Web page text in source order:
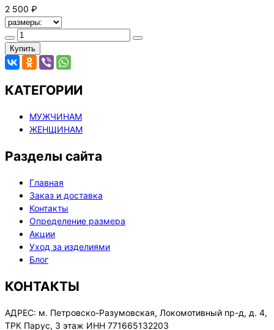
2 500 ₽
Купить
КАТЕГОРИИ
МУЖЧИНАМ
ЖЕНЩИНАМ
Разделы сайта
Главная
Заказ и доставка
Контакты
Определение размера
Акции
Уход за изделиями
Блог
КОНТАКТЫ
АДРЕС: м. Петровско-Разумовская, Локомотивный пр-д, д. 4,
ТРК Парус, 3 этаж ИНН 771665132203